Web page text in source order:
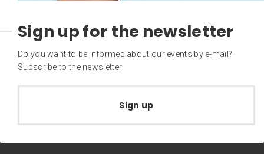
Sign up for the newsletter
Do you want to be informed about our events by e-mail?
Subscribe to the newsletter
Sign up